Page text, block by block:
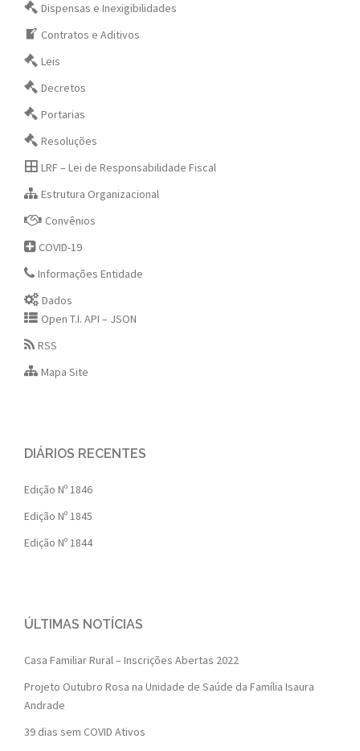
Dispensas e Inexigibilidades
Contratos e Aditivos
Leis
Decretos
Portarias
Resoluções
LRF – Lei de Responsabilidade Fiscal
Estrutura Organizacional
Convênios
COVID-19
Informações Entidade
Dados
Open T.I. API – JSON
RSS
Mapa Site
DIÁRIOS RECENTES
Edição Nº 1846
Edição Nº 1845
Edição Nº 1844
ÚLTIMAS NOTÍCIAS
Casa Familiar Rural – Inscrições Abertas 2022
Projeto Outubro Rosa na Unidade de Saúde da Família Isaura
Andrade
39 dias sem COVID Ativos